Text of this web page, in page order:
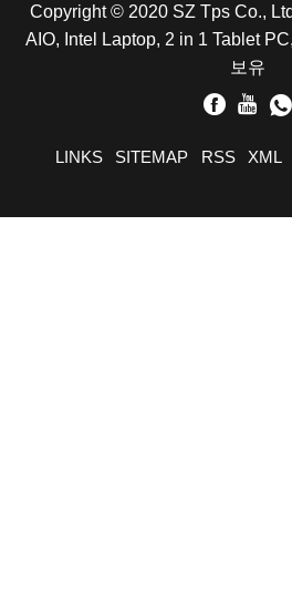
Copyright © 2020 SZ Tps Co.,
AIO, Intel Laptop, 2 in 1 Tablet
보유
LINKS SITEMAP RSS XML